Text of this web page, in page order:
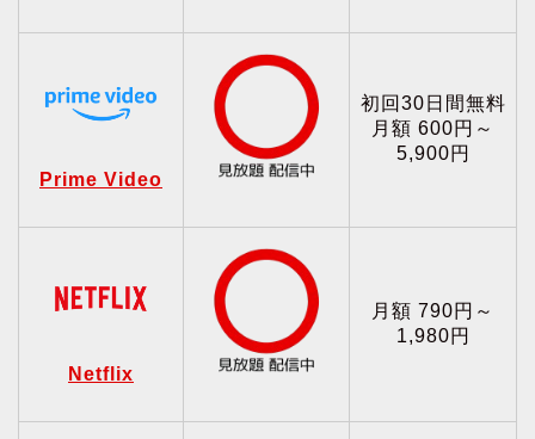
Prime Video
初回30日間無料
月額 600円～
5,900円
Netflix
月額 790円～
1,980円